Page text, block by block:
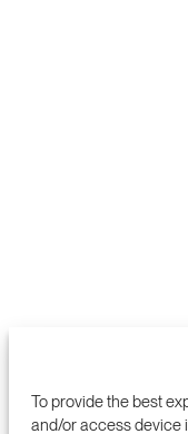
To provide the best
and/or access device